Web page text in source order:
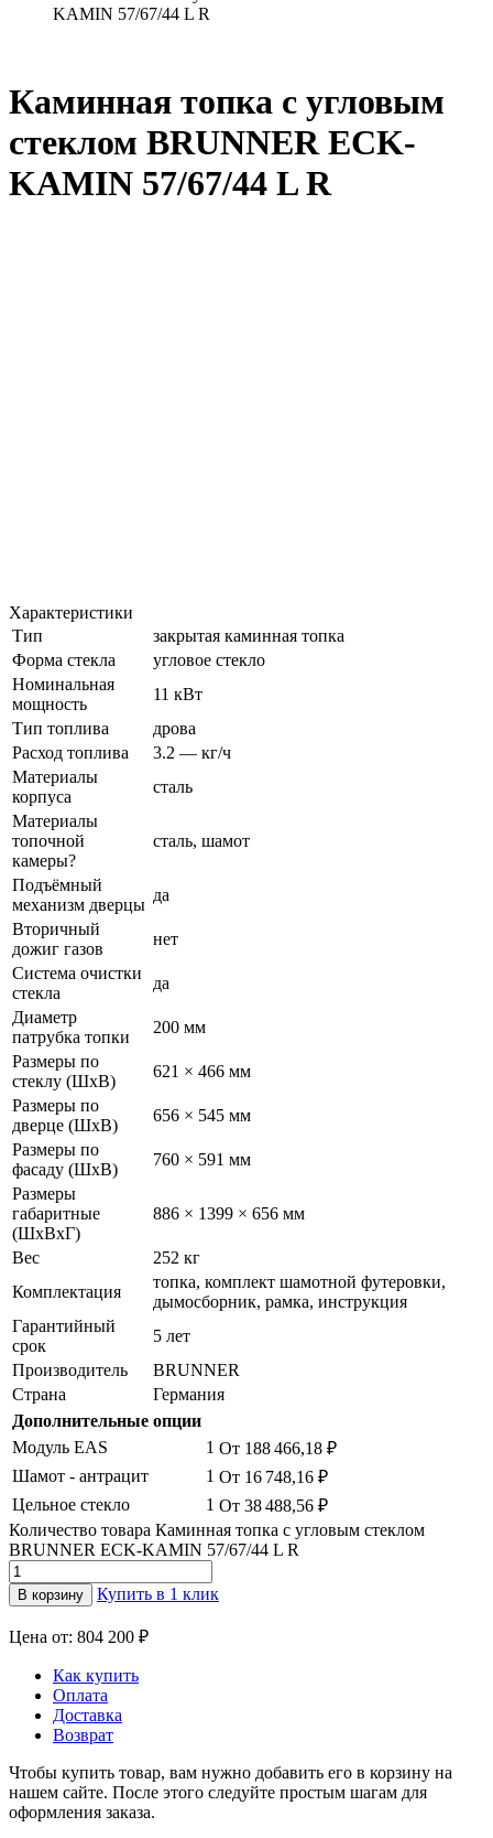
KAMIN 57/67/44 L R
Каминная топка с угловым
стеклом BRUNNER ECK-
KAMIN 57/67/44 L R
Характеристики
Тип
закрытая каминная топка
Форма стекла
угловое стекло
Номинальная
мощность
11 кВт
Тип топлива
дрова
Расход топлива
3.2 — кг/ч
Материалы
корпуса
сталь
Материалы
топочной
камеры?
сталь, шамот
Подъёмный
механизм дверцы
да
Вторичный
дожиг газов
нет
Система очистки
стекла
да
Диаметр
патрубка топки
200 мм
Размеры по
стеклу (ШхВ)
621 × 466 мм
Размеры по
дверце (ШхВ)
656 × 545 мм
Размеры по
фасаду (ШхВ)
760 × 591 мм
Размеры
габаритные
(ШхВхГ)
886 × 1399 × 656 мм
Вес
252 кг
Комплектация
топка, комплект шамотной футеровки,
дымосборник, рамка, инструкция
Гарантийный
срок
5 лет
Производитель
BRUNNER
Страна
Германия
Дополнительные опции
Модуль EAS
1 От 188 466,18 ₽
Шамот - антрацит
1 От 16 748,16 ₽
Цельное стекло
1 От 38 488,56 ₽
Количество товара Каминная топка с угловым стеклом
BRUNNER ECK-KAMIN 57/67/44 L R
В корзину Купить в 1 клик
Цена от: 804 200 ₽
Как купить
Оплата
Доставка
Возврат
Чтобы купить товар, вам нужно добавить его в корзину на
нашем сайте. После этого следуйте простым шагам для
оформления заказа.